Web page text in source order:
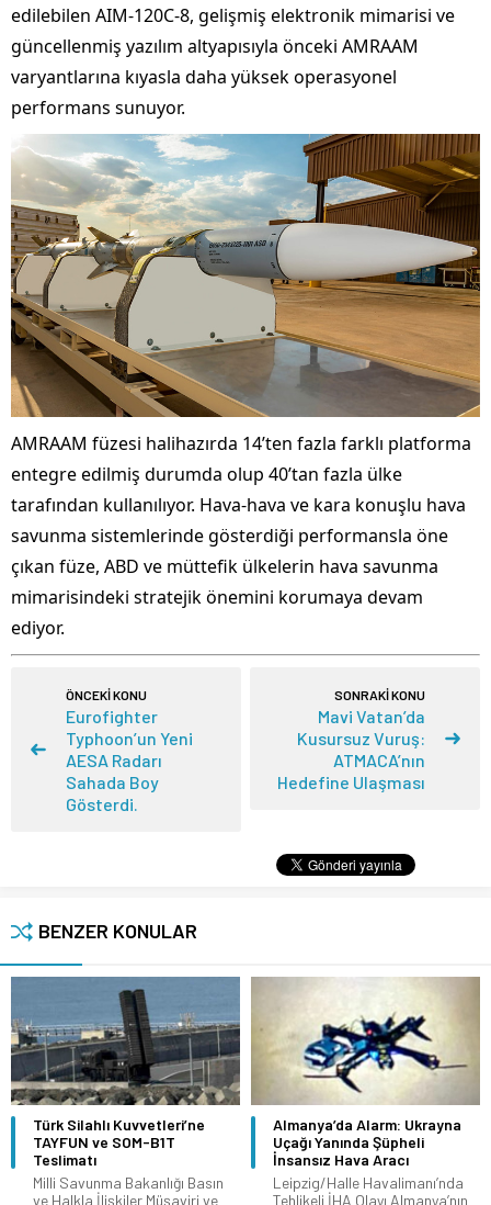
edilebilen AIM-120C-8, gelişmiş elektronik mimarisi ve
güncellenmiş yazılım altyapısıyla önceki AMRAAM
varyantlarına kıyasla daha yüksek operasyonel
performans sunuyor.
AMRAAM füzesi halihazırda 14’ten fazla farklı platforma
entegre edilmiş durumda olup 40’tan fazla ülke
tarafından kullanılıyor. Hava-hava ve kara konuşlu hava
savunma sistemlerinde gösterdiği performansla öne
çıkan füze, ABD ve müttefik ülkelerin hava savunma
mimarisindeki stratejik önemini korumaya devam
ediyor.
ÖNCEKİ KONU
Eurofighter
Typhoon’un Yeni
AESA Radarı
Sahada Boy
Gösterdi.
SONRAKİ KONU
Mavi Vatan’da
Kusursuz Vuruş:
ATMACA’nın
Hedefine Ulaşması
BENZER KONULAR
Türk Silahlı Kuvvetleri’ne
TAYFUN ve SOM-B1T
Teslimatı
Milli Savunma Bakanlığı Basın
ve Halkla İlişkiler Müşaviri ve
Almanya’da Alarm: Ukrayna
Uçağı Yanında Şüpheli
İnsansız Hava Aracı
Leipzig/Halle Havalimanı’nda
Tehlikeli İHA Olayı Almanya’nın